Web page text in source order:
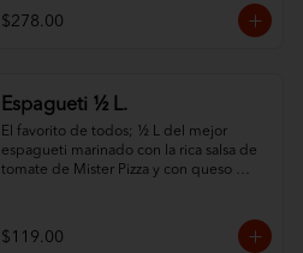
$278.00
Espagueti ½ L.
El favorito de todos; ½ L del mejor
espagueti marinado con la rica salsa de
tomate de Mister Pizza y con queso
$119.00